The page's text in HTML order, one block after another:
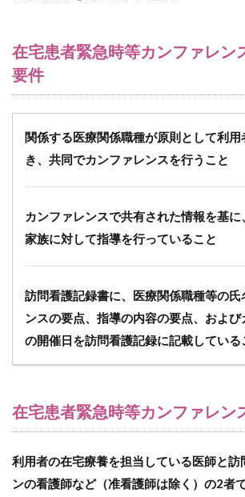
11
まと
め
在宅患者緊急時等カンファレン
要件
関係する医療関係職種が原則として利用
き、共同でカンファレンスを行うこと
カンファレンスで共有された情報を基
家族に対して指導を行っていること
訪問看護記録書に、医療関係職種等の氏
ンスの要点、指導の内容の要点、および
の開催日を訪問看護記録に記載している
在宅患者緊急時等カンファレン
利用者の在宅療養を担当している医師と訪
ンの看護師など（准看護師は除く）の2者